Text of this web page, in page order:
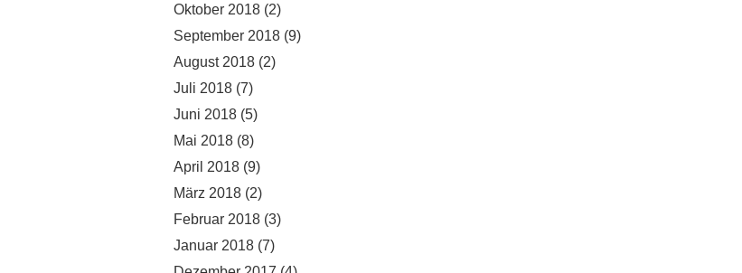
Oktober 2018 (2)
September 2018 (9)
August 2018 (2)
Juli 2018 (7)
Juni 2018 (5)
Mai 2018 (8)
April 2018 (9)
März 2018 (2)
Februar 2018 (3)
Januar 2018 (7)